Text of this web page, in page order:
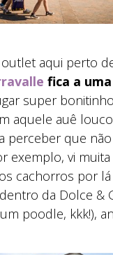
aqui perto
fica a
super
aquele auê
perceber que
exemplo, vi
cachorros por lá
da Dolce &
poodle, kkk!),